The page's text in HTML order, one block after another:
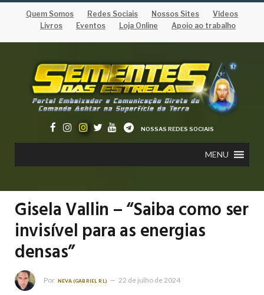
Quem Somos Redes Sociais Nossos Sites
Vídeos
Livros
Eventos Loja Online Apoio ao trabalho
NOSSAS REDES SOCIAIS
MENU
Gisela Vallin – “Saiba como ser
invisível para as energias
densas”
Por NEVA (GABRIEL RL) 22 de julho de 2024